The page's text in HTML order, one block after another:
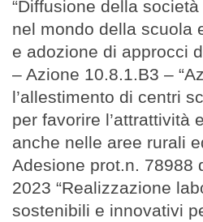
“Diffusione della
nel mondo della scuola
e adozione di approcci
– Azione 10.8.1.B3 –
l’allestimento di centri
per favorire l’attrattività
anche nelle aree rurali
Adesione prot.n. 78988
2023 “Realizzazione
sostenibili e innovativi